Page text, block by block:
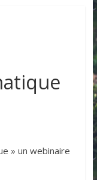
» un webinaire